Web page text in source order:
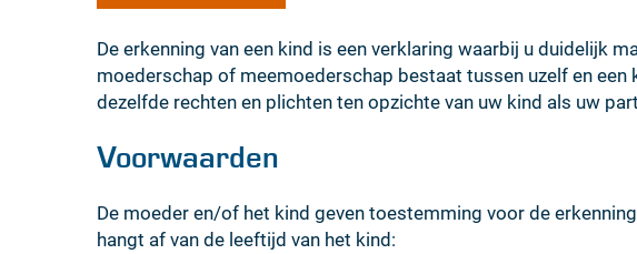
Inhoud
De erkenning van een kind is een verklaring waarbij u duidelijk
moederschap of meemoederschap bestaat tussen uzelf en een
dezelfde rechten en plichten ten opzichte van uw kind als uw
Voorwaarden
De moeder en/of het kind geven toestemming voor de
hangt af van de leeftijd van het kind: